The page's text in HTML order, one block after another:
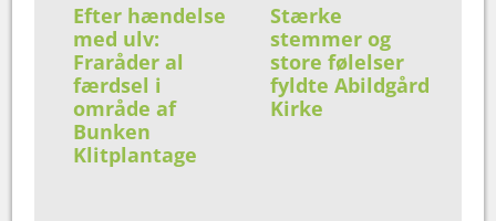
Efter hændelse
med ulv:
Fraråder al
færdsel i
område af
Bunken
Klitplantage
Stærke
stemmer og
store følelser
fyldte Abildgård
Kirke